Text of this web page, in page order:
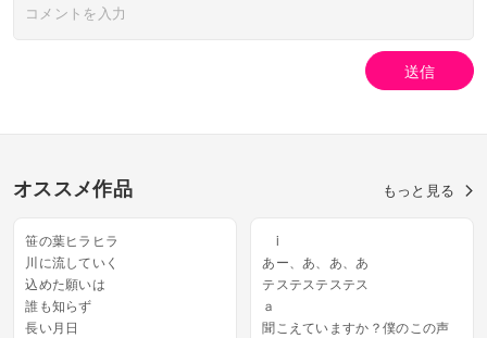
送信
オススメ作品 もっと見る
笹の葉ヒラヒラ
川に流していく
込めた願いは
誰も知らず
長い月日
i
あー、あ、あ、あ
テステステステス
ａ
聞こえていますか？僕のこの声